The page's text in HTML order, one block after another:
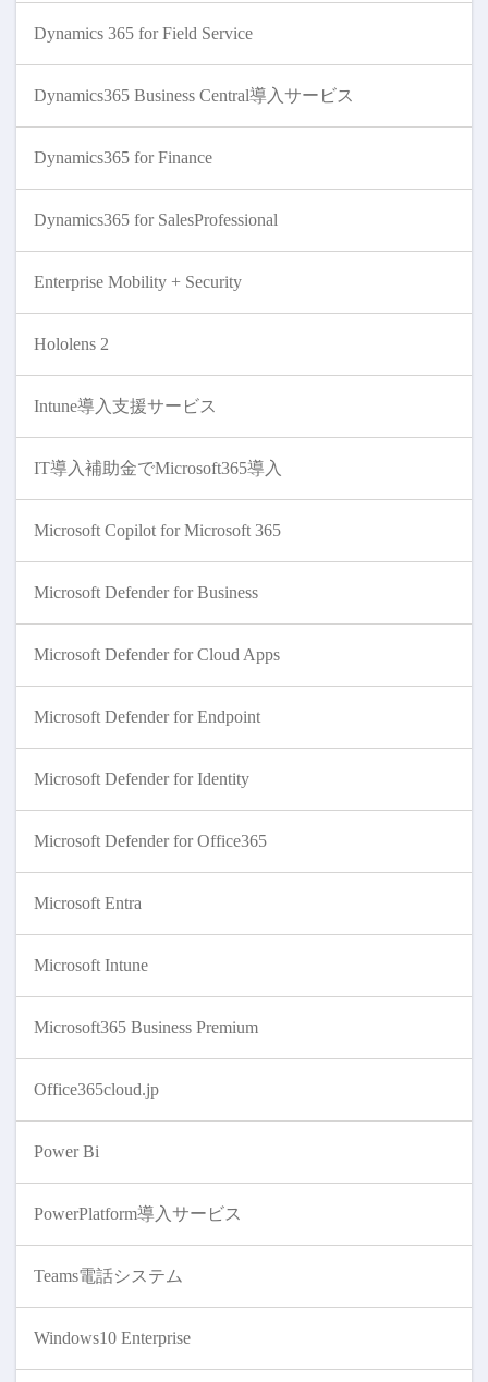
Dynamics 365 for Field Service
Dynamics365 Business Central導入サービス
Dynamics365 for Finance
Dynamics365 for SalesProfessional
Enterprise Mobility + Security
Hololens 2
Intune導入支援サービス
IT導入補助金でMicrosoft365導入
Microsoft Copilot for Microsoft 365
Microsoft Defender for Business
Microsoft Defender for Cloud Apps
Microsoft Defender for Endpoint
Microsoft Defender for Identity
Microsoft Defender for Office365
Microsoft Entra
Microsoft Intune
Microsoft365 Business Premium
Office365cloud.jp
Power Bi
PowerPlatform導入サービス
Teams電話システム
Windows10 Enterprise